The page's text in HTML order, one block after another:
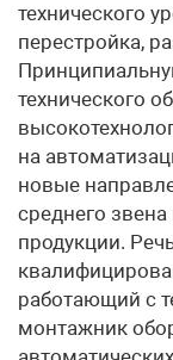
технического
перестройка,
технического
на
новые
среднего
продукции.
работающий с
монтажник